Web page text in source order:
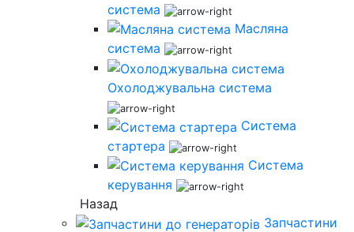
система
Масляна
система
Охолоджувальна система
Система
стартера
Система
керування
Назад
Запчастини